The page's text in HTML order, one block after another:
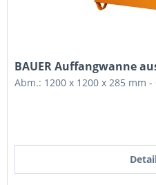
BAUER Auffangwanne
Abm.: 1200 x 1200 x 285 mm